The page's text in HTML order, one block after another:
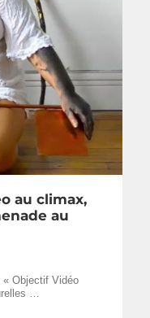
au climax,
au
« Objectif Vidéo
…